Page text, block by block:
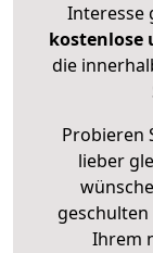
Interesse
kostenlose
die
Probieren
lieber
Ihrem